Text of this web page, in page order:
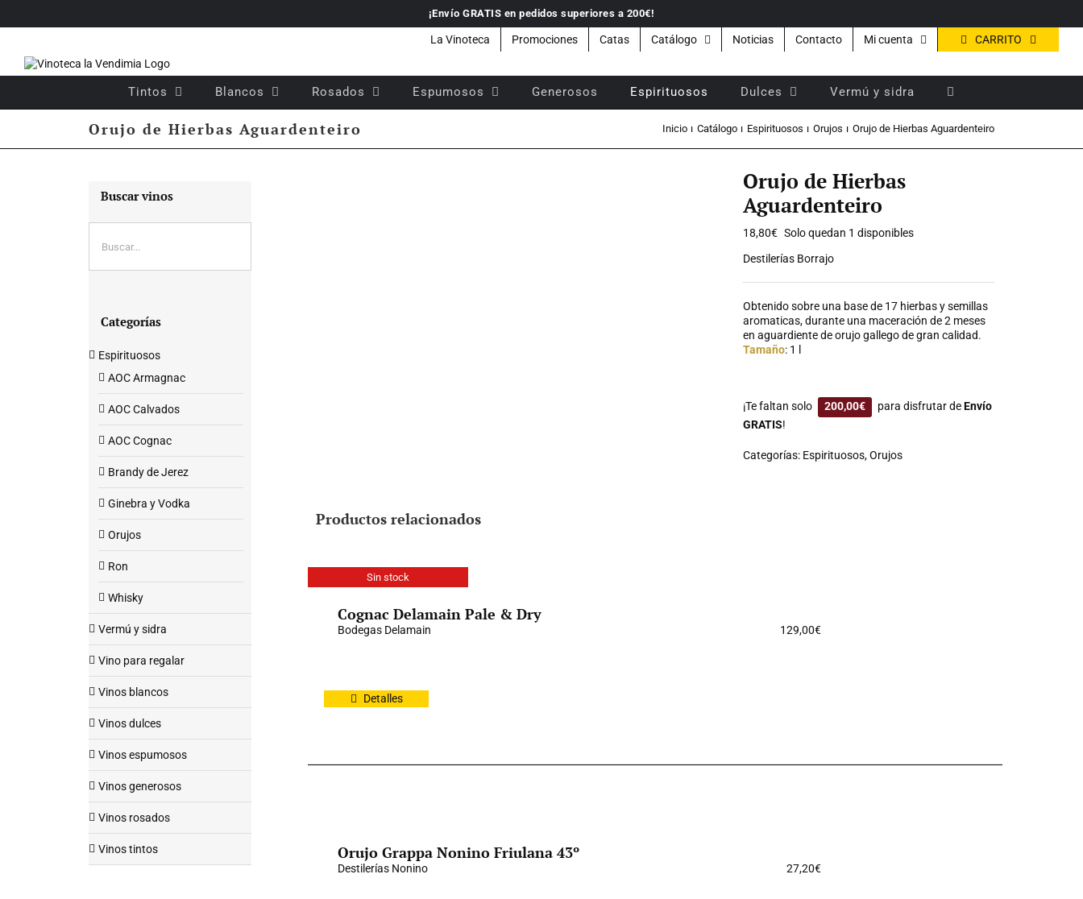
¡Envío GRATIS en pedidos superiores a 200€!
La Vinoteca Promociones Catas Catálogo Noticias Contacto Mi cuenta CARRITO
Tintos Blancos Rosados Espumosos Generosos Espirituosos Dulces Vermú y sidra
Orujo de Hierbas Aguardenteiro Inicio Catálogo Espirituosos Orujos Orujo de Hierbas Aguardenteiro
Orujo de Hierbas
Aguardenteiro
18,80€ Solo quedan 1 disponibles
Destilerías Borrajo
Obtenido sobre una base de 17 hierbas y semillas
aromaticas, durante una maceración de 2 meses
en aguardiente de orujo gallego de gran calidad.
Tamaño: 1 l
¡Te faltan solo 200,00€ para disfrutar deEnvío
GRATIS!
Categorías: Espirituosos,Orujos
Productos relacionados
Sin stock
Cognac Delamain Pale & Dry
Bodegas Delamain 129,00€
Detalles
Orujo Grappa Nonino Friulana 43º
Destilerías Nonino 27,20€
Buscar vinos
Categorías
Espirituosos
AOC Armagnac
AOC Calvados
AOC Cognac
Brandy de Jerez
Ginebra y Vodka
Orujos
Ron
Whisky
Vermú y sidra
Vino para regalar
Vinos blancos
Vinos dulces
Vinos espumosos
Vinos generosos
Vinos rosados
Vinos tintos